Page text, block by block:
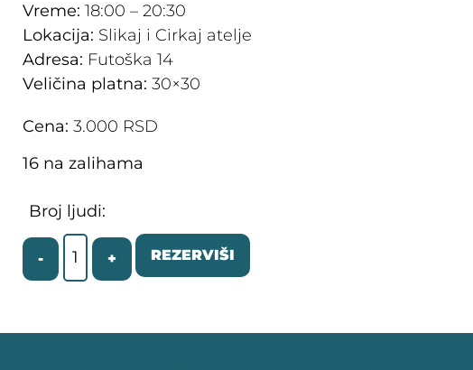
Vreme: 18:00 – 20:30
Lokacija: Slikaj i Cirkaj atelje
Adresa: Futoška 14
Veličina platna: 30×30
Cena: 3.000 RSD
16 na zalihama
Broj ljudi:
REZERVIŠI